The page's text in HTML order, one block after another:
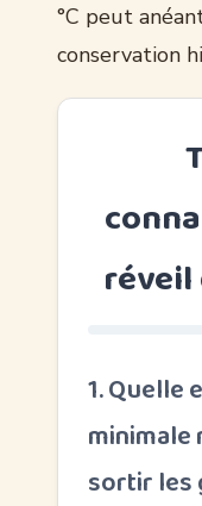
°C peut
conservation
réveil
1. Quelle
minimale
sortir les